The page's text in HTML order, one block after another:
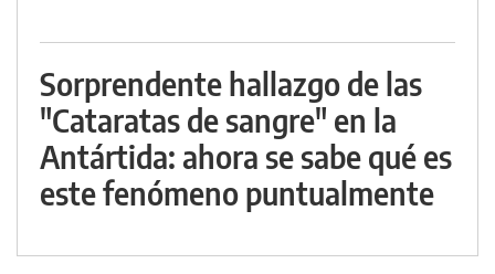
Sorprendente hallazgo de las
"Cataratas de sangre" en la
Antártida: ahora se sabe qué es
este fenómeno puntualmente